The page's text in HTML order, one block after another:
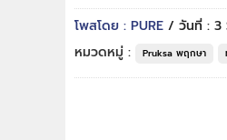
โพสโดย : PURE / วันที่ : 3
หมวดหมู่ :
Pruksa พฤกษา